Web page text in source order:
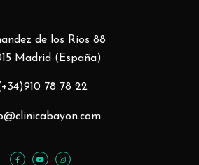
de los Rios 88
Madrid (España)
78 78 22